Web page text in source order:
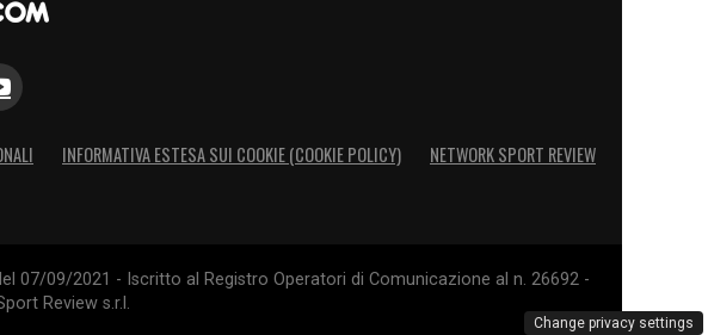
INFORMATIVA ESTESA SUI COOKIE (COOKIE POLICY) NETWORK SPORT REVIEW
07/09/2021 - Iscritto al Registro Operatori di Comunicazione al n. 26692 -
Review s.r.l.
Change privacy settings